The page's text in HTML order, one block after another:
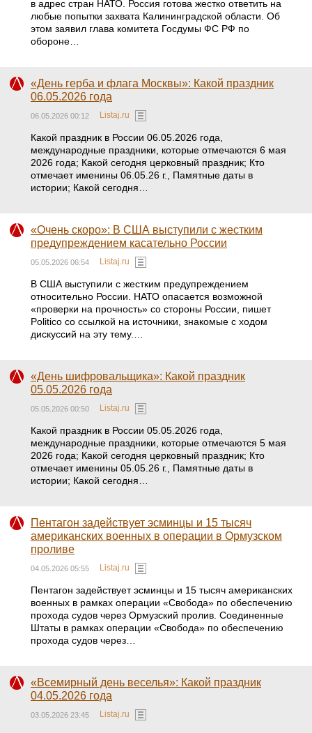
в адрес стран НАТО. Россия готова жестко ответить на
любые попытки захвата Калининградской области. Об
этом заявил глава комитета Госдумы ФС РФ по
обороне…
«День герба и флага Москвы»: Какой праздник
06.05.2026 года
06.05.2026 00:12 Listaj.ru
Какой праздник в России 06.05.2026 года,
международные праздники, которые отмечаются 6 мая
2026 года; Какой сегодня церковный праздник; Кто
отмечает именины 06.05.26 г., Памятные даты в
истории; Какой сегодня…
«Очень скоро»: В США выступили с жестким
предупреждением касательно России
05.05.2026 06:54 Listaj.ru
В США выступили с жестким предупреждением
относительно России. НАТО опасается возможной
«проверки на прочность» со стороны России, пишет
Politico со ссылкой на источники, знакомые с ходом
дискуссий на эту тему.…
«День шифровальщика»: Какой праздник
05.05.2026 года
05.05.2026 00:50 Listaj.ru
Какой праздник в России 05.05.2026 года,
международные праздники, которые отмечаются 5 мая
2026 года; Какой сегодня церковный праздник; Кто
отмечает именины 05.05.26 г., Памятные даты в
истории; Какой сегодня…
Пентагон задействует эсминцы и 15 тысяч
американских военных в операции в Ормузском
проливе
04.05.2026 05:55 Listaj.ru
Пентагон задействует эсминцы и 15 тысяч американских
военных в рамках операции «Свобода» по обеспечению
прохода судов через Ормузский пролив. Соединенные
Штаты в рамках операции «Свобода» по обеспечению
прохода судов через…
«Всемирный день веселья»: Какой праздник
04.05.2026 года
03.05.2026 23:45 Listaj.ru